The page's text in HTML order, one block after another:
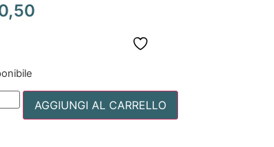
AGGIUNGI AL CARRELLO